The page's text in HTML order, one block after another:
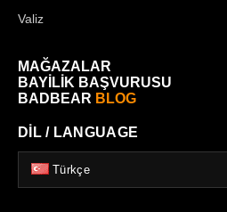
Valiz
MAĞAZALAR
BAYİLİK BAŞVURUSU
BADBEAR BLOG
DİL / LANGUAGE
Türkçe